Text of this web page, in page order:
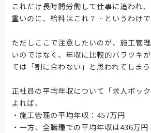
これだけ長時間労働して仕事に追われ
重いのに、給料はこれ？…というわけで
ただしここで注意したいのが、施工管
いのではなく、年収に比較的バラツキ
ては「割に合わない」と思われてしまう
正社員の平均年収について「求人ボッ
よれば、
・施工管理の平均年収：457万円
・一方、全職種での平均年収は436万円